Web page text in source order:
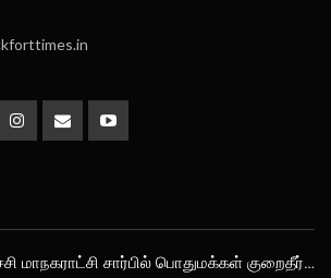
மாநகராட்சி சார்பில் பொதுமக்கள் குறைதீர்…